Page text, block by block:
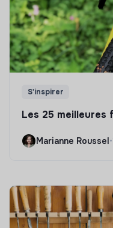
S'inspirer
Les 25 meilleures
Marianne Roussel•